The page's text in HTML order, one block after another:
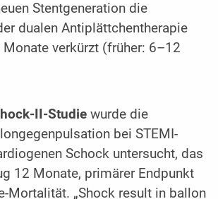
Stentgeneration die
dualen Antiplättchentherapie
Monate verkürzt (früher: 6–12
II-Studiewurde die
bei STEMI-
Schock untersucht, das
12 Monate, primärer Endpunkt
Mortalität. „Shock result in ballon